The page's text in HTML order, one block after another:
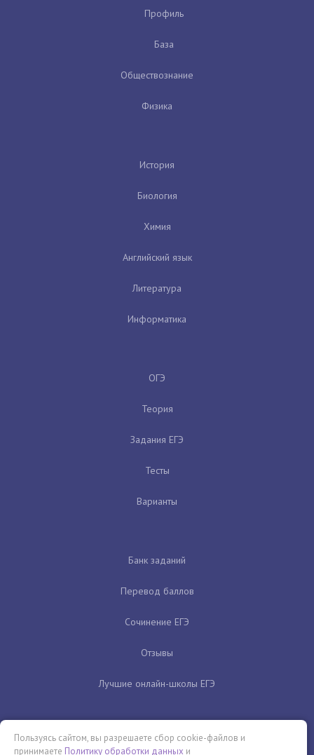
Профиль
База
Обществознание
Физика
История
Биология
Химия
Английский язык
Литература
Информатика
ОГЭ
Теория
Задания ЕГЭ
Тесты
Варианты
Банк заданий
Перевод баллов
Сочинение ЕГЭ
Отзывы
Лучшие онлайн-школы ЕГЭ
Пользуясь сайтом, вы разрешаете сбор cookie-файлов и
принимаете Политику обработки данных и